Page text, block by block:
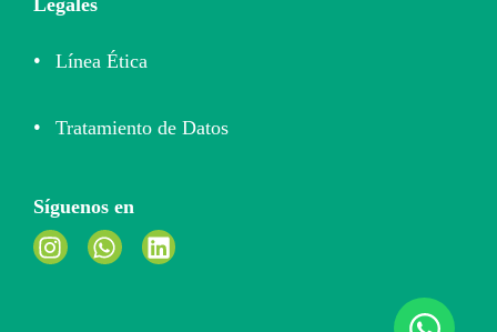
Legales
Línea Ética
Tratamiento de Datos
Síguenos en